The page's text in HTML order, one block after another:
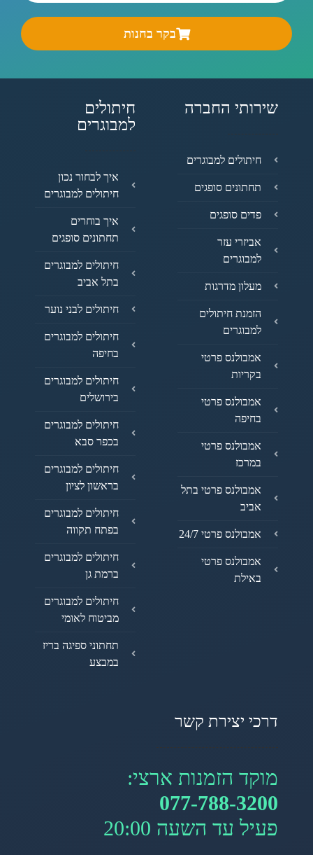
בקר בחנות
שירותי החברה
חיתולים למבוגרים
תחתונים סופגים
פדים סופגים
אביזרי עזר
למבוגרים
מעלון מדרגות
הזמנת חיתולים
למבוגרים
אמבולנס פרטי
בקריות
אמבולנס פרטי
בחיפה
אמבולנס פרטי
במרכז
אמבולנס פרטי בתל
אביב
אמבולנס פרטי 24/7
אמבולנס פרטי
באילת
חיתולים
למבוגרים
איך לבחור נכון
חיתולים למבוגרים
איך בוחרים
תחתונים סופגים
חיתולים למבוגרים
בתל אביב
חיתולים לבני נוער
חיתולים למבוגרים
בחיפה
חיתולים למבוגרים
בירושלים
חיתולים למבוגרים
בכפר סבא
חיתולים למבוגרים
בראשון לציון
חיתולים למבוגרים
בפתח תקווה
חיתולים למבוגרים
ברמת גן
חיתולים למבוגרים
מביטוח לאומי
תחתוני ספיגה בריז
במבצע
דרכי יצירת קשר
מוקד הזמנות ארצי:
077-788-3200
פעיל עד השעה 20:00